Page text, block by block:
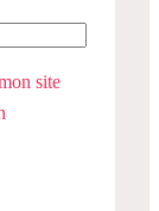
site